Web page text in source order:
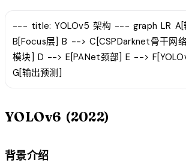
--- title: YOLOv5 架构 --- graph LR A[
B[Focus层] B --> C[CSPDarknet骨干网
模块] D --> E[PANet颈部] E -->
G[输出预测]
YOLOv6 (2022)
背景介绍